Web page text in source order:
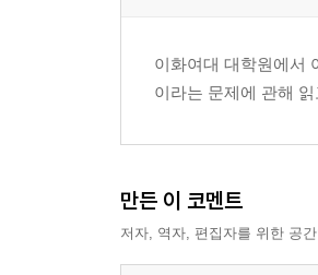
이화여대 대학원에서
이라는 문제에 관해
만든 이 코멘트
저자, 역자, 편집자를 위한 공